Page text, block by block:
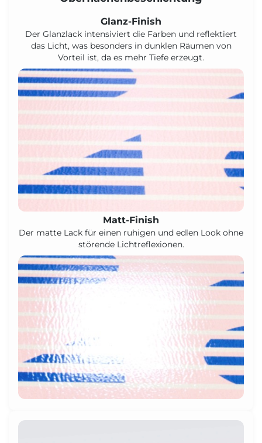
Glanz-Finish
Der Glanzlack intensiviert die Farben und reflektiert
das Licht, was besonders in dunklen Räumen von
Vorteil ist, da es mehr Tiefe erzeugt.
Matt-Finish
Der matte Lack für einen ruhigen und edlen Look ohne
störende Lichtreflexionen.